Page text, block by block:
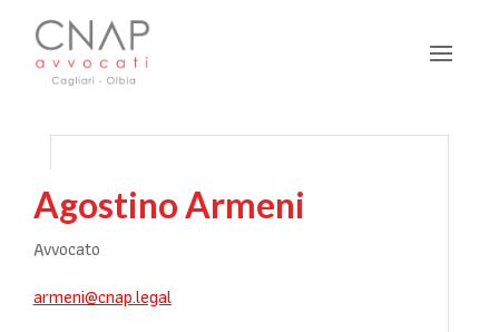
Agostino Armeni
Avvocato
armeni@cnap.legal